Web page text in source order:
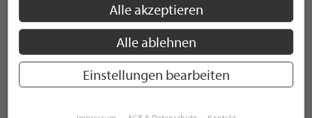
STILPUNKTE AUF
INSTAGRAM
Alle akzeptieren
Alle ablehnen
Einstellungen bearbeiten